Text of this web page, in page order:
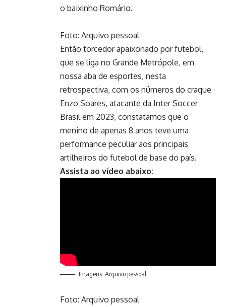
o baixinho Romário.
Foto: Arquivo pessoal
Então torcedor apaixonado por futebol,
que se liga no Grande Metrópole, em
nossa aba de esportes, nesta
retrospectiva, com os números do craque
Enzo Soares, atacante da Inter Soccer
Brasil em 2023, constatamos que o
menino de apenas 8 anos teve uma
performance peculiar aos principais
artilheiros do futebol de base do país.
Assista ao vídeo abaixo:
Imagens: Arquivo pessoal
Foto: Arquivo pessoal